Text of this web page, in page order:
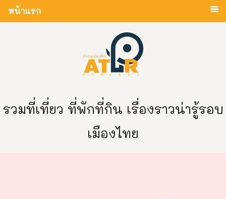
หน้าแรก
รวมที่เที่ยว ที่พักที่กิน เรื่องราวน่ารู้รอบ
เมืองไทย